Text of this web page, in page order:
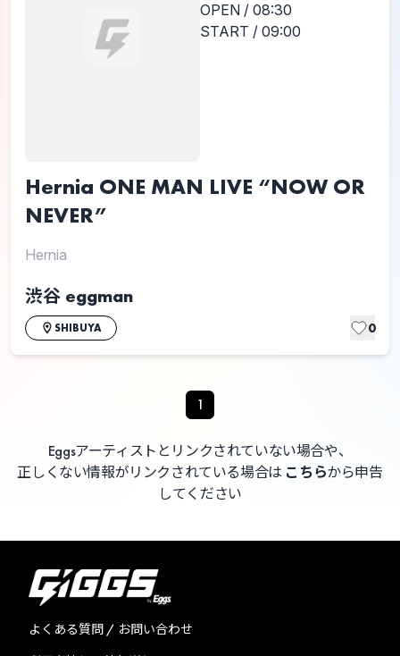
OPEN / 08:30
START / 09:00
Hernia ONE MAN LIVE “NOW OR
NEVER”
Hernia
渋谷 eggman
SHIBUYA 0
1
Eggsアーティストとリンクされていない場合や、
正しくない情報がリンクされている場合は こちらから申告
してください
よくある質問 / お問い合わせ